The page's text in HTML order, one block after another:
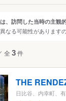
広島 岡山 山
福岡
インドネシア
探す
ー・お酒
、訪問した当時の主観
なる可能性があります
全 3件
THE
日比谷、内幸町、